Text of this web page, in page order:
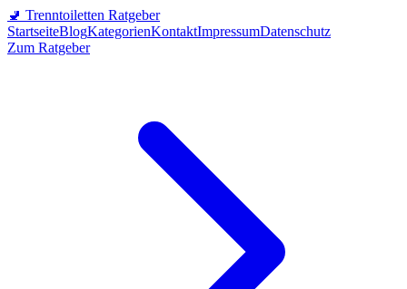
🚽 Trenntoiletten Ratgeber
StartseiteBlogKategorienKontaktImpressumDatenschutz
Zum Ratgeber